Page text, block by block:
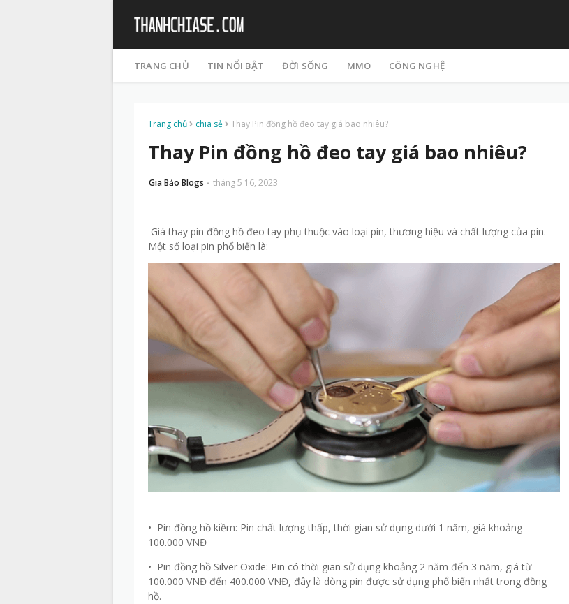
TRANG CHỦ TIN NỔI BẬT ĐỜI SỐNG MMO CÔNG NGHỆ
Trang chủ chia sẻ Thay Pin đồng hồ đeo tay giá bao nhiêu?
Thay Pin đồng hồ đeo tay giá bao nhiêu?
Gia Bảo Blogs tháng 5 16, 2023
Giá thay pin đồng hồ đeo tay phụ thuộc vào loại pin, thương hiệu và chất lượng của pin.
Một số loại pin phổ biến là:
• Pin đồng hồ kiềm: Pin chất lượng thấp, thời gian sử dụng dưới 1 năm, giá khoảng
100.000 VNĐ
• Pin đồng hồ Silver Oxide: Pin có thời gian sử dụng khoảng 2 năm đến 3 năm, giá từ
100.000 VNĐ đến 400.000 VNĐ, đây là dòng pin được sử dụng phổ biến nhất trong đồng
hồ.